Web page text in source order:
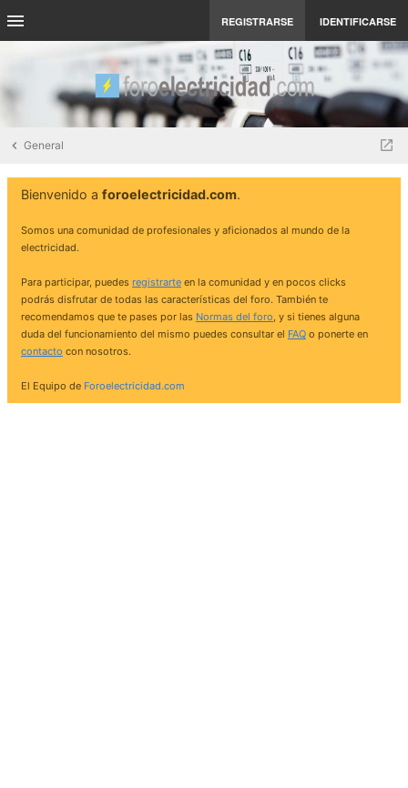
REGISTRARSE IDENTIFICARSE
General
Bienvenido a foroelectricidad.com.
Somos una comunidad de profesionales y aficionados al mundo de la
electricidad.
Para participar, puedes registrarte en la comunidad y en pocos clicks
podrás disfrutar de todas las características del foro. También te
recomendamos que te pases por las Normas del foro, y si tienes alguna
duda del funcionamiento del mismo puedes consultar el FAQ o ponerte en
contacto con nosotros.
El Equipo de Foroelectricidad.com